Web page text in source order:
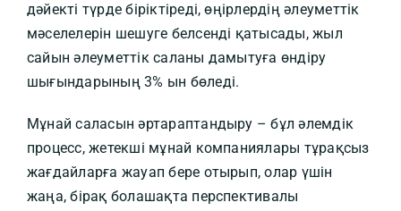
дәйекті түрде біріктіреді, өңірлердің әлеуметтік
мәселелерін шешуге белсенді қатысады, жыл
сайын әлеуметтік саланы дамытуға өндіру
шығындарының 3% ын бөледі.
Мұнай саласын әртараптандыру – бұл әлемдік
процесс, жетекші мұнай компаниялары тұрақсыз
жағдайларға жауап бере отырып, олар үшін
жаңа, бірақ болашақта перспективалы